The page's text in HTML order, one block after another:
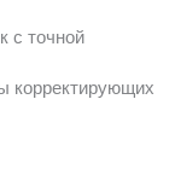
с точной
корректирующих